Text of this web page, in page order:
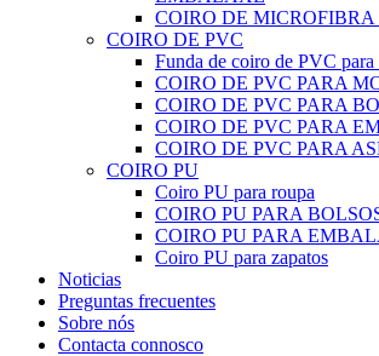
COIRO DE MICROFIBRA
COIRO DE PVC
Funda de coiro de PVC para
COIRO DE PVC PARA
COIRO DE PVC PARA
COIRO DE PVC PARA
COIRO DE PVC PARA
COIRO PU
Coiro PU para roupa
COIRO PU PARA
COIRO PU PARA
Coiro PU para zapatos
Noticias
Preguntas frecuentes
Sobre nós
Contacta connosco